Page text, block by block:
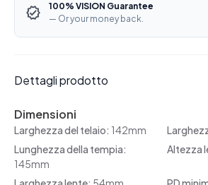
100% VISION Guarantee
— Or your money back.
Dettagli prodotto
Dimensioni
Larghezza del telaio: 142mm
Lunghezza della tempia:
145mm
Altezza